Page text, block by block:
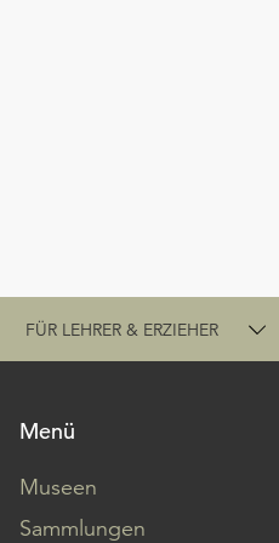
Schnellzugriff
FÜR LEHRER & ERZIEHER
Menü
Museen
Sammlungen